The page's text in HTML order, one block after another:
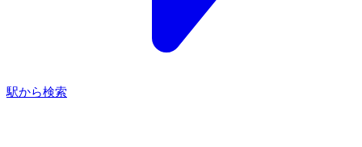
駅から検索